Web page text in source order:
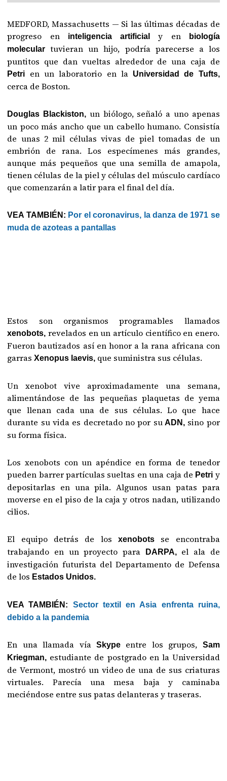
MEDFORD, Massachusetts — Si las últimas décadas de
progreso en inteligencia artificial y en biología
moleculartuvieran un hijo, podría parecerse a los
puntitos que dan vueltas alrededor de una caja de
Petri en un laboratorio en la Universidad de Tufts,
cerca de Boston.
Douglas Blackiston, un biólogo, señaló a uno apenas
un poco más ancho que un cabello humano. Consistía
de unas 2 mil células vivas de piel tomadas de un
embrión de rana. Los especímenes más grandes,
aunque más pequeños que una semilla de amapola,
tienen células de la piel y células del músculo cardíaco
que comenzarán a latir para el final del día.
VEA TAMBIÉN: Por el coronavirus, la danza de 1971 se
muda de azoteas a pantallas
Estos son organismos programables llamados
xenobots, revelados en un artículo científico en enero.
Fueron bautizados así en honor a la rana africana con
garras Xenopus laevis, que suministra sus células.
Un xenobot vive aproximadamente una semana,
alimentándose de las pequeñas plaquetas de yema
que llenan cada una de sus células. Lo que hace
durante su vida es decretado no por su ADN, sino por
su forma física.
Los xenobots con un apéndice en forma de tenedor
pueden barrer partículas sueltas en una caja de Petri y
depositarlas en una pila. Algunos usan patas para
moverse en el piso de la caja y otros nadan, utilizando
cilios.
El equipo detrás de losxenobots se encontraba
trabajando en un proyecto para DARPA,el ala de
investigación futurista del Departamento de Defensa
de los Estados Unidos.
VEA TAMBIÉN: Sector textil en Asia enfrenta ruina,
debido a la pandemia
En una llamada vía Skype entre los grupos,
Sam
Kriegman, estudiante de postgrado en la Universidad
de Vermont, mostró un video de una de sus criaturas
virtuales. Parecía una mesa baja y caminaba
meciéndose entre sus patas delanteras y traseras.